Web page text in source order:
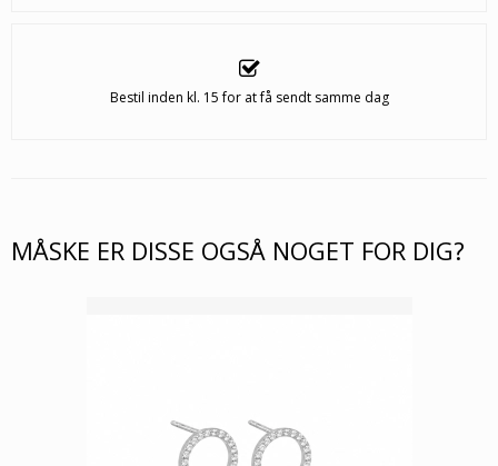
Bestil inden kl. 15 for at få sendt samme dag
MÅSKE ER DISSE OGSÅ NOGET FOR DIG?